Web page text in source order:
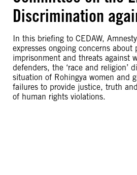
Discrimination
In this briefing to CEDAW,
expresses ongoing concerns about
imprisonment and threats against
defenders, the ‘race and religion’
situation of Rohingya women and
failures to provide justice, truth
of human rights violations.